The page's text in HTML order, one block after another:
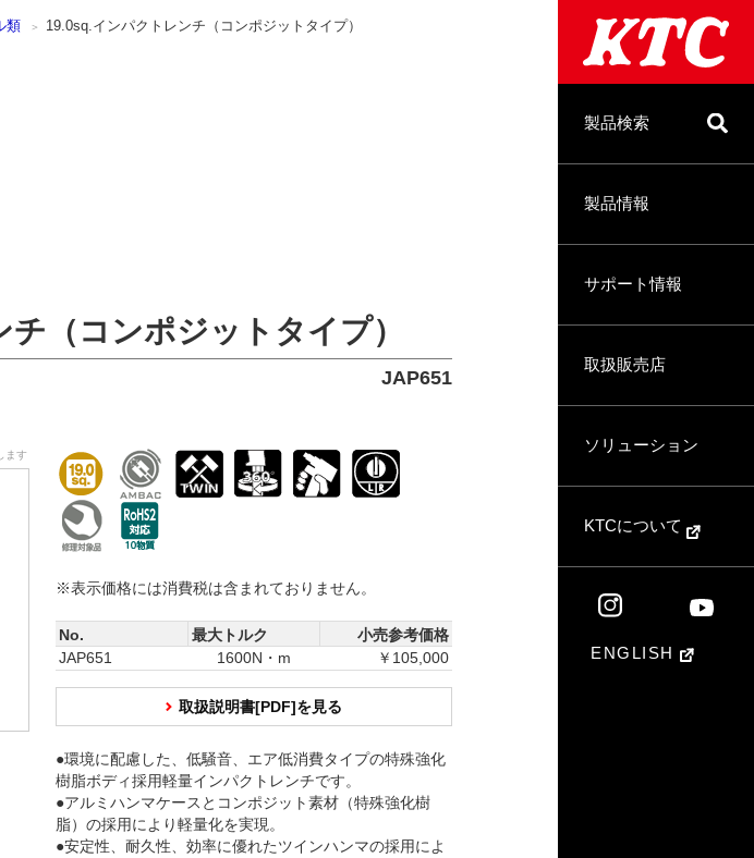
製品検索
製品情報
サポート情報
取扱販売店
ソリューション
KTCについて
ENGLISH
類 19.0sq.インパクトレンチ（コンポジットタイプ）
（コンポジットタイプ）
JAP651
ます
※表示価格には消費税は含まれておりません。
No. 最大トルク
小売参考価格
JAP651
1600N・m ￥105,000
取扱説明書[PDF]を見る
●環境に配慮した、低騒音、エア低消費タイプの特殊強化
樹脂ボディ採用軽量インパクトレンチです。
●アルミハンマケースとコンポジット素材（特殊強化樹
脂）の採用により軽量化を実現。
●安定性、耐久性、効率に優れたツインハンマの採用によ